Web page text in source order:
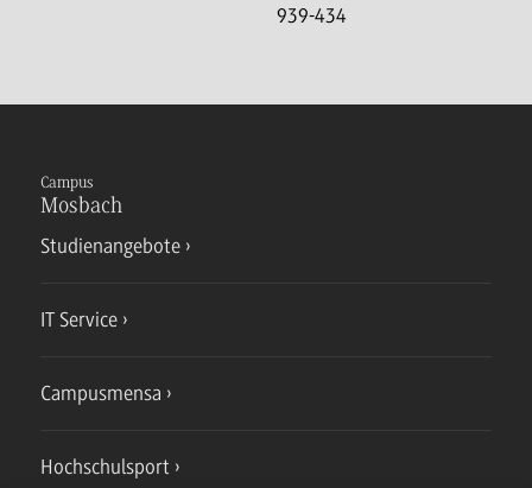
939-434
Campus
Mosbach
Studienangebote
IT Service
Campusmensa
Hochschulsport